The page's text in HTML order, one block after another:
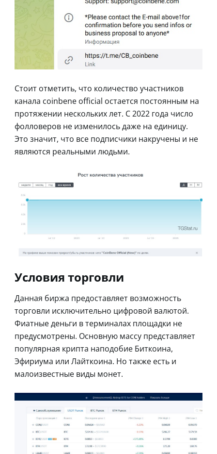
Стоит отметить, что количество участников
канала coinbene official остается постоянным на
протяжении нескольких лет. С 2022 года число
фолловеров не изменилось даже на единицу.
Это значит, что все подписчики накручены и не
являются реальными людьми.
Условия торговли
Данная биржа предоставляет возможность
торговли исключительно цифровой валютой.
Фиатные деньги в терминалах площадки не
предусмотрены. Основную массу представляет
популярная крипта наподобие Биткоина,
Эфириума или Лайткоина. Но также есть и
малоизвестные виды монет.